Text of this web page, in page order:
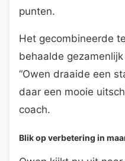
punten.
Het gecombineerde
behaalde
“Owen draaide een
daar een mooie
coach.
Blik op verbetering in